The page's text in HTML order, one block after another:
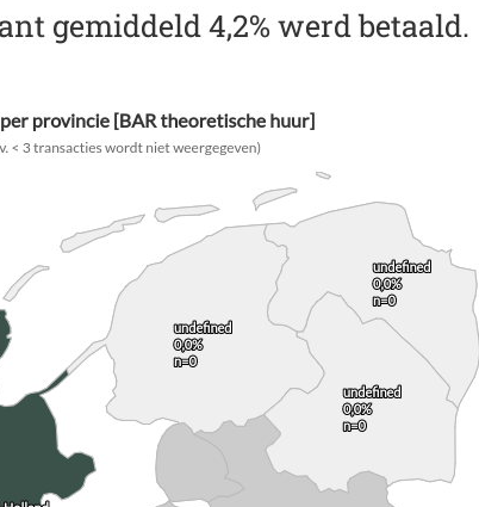
gemiddeld 4,2% werd betaald.